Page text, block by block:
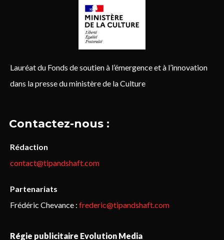
Lauréat du Fonds de soutien à l’émergence et à l’innovation
dans la presse du ministère de la Culture
Contactez-nous :
Rédaction
contact@tipandshaft.com
Partenariats
Frédéric Chevance : frederic@tipandshaft.com
Régie publicitaire Evolution Media